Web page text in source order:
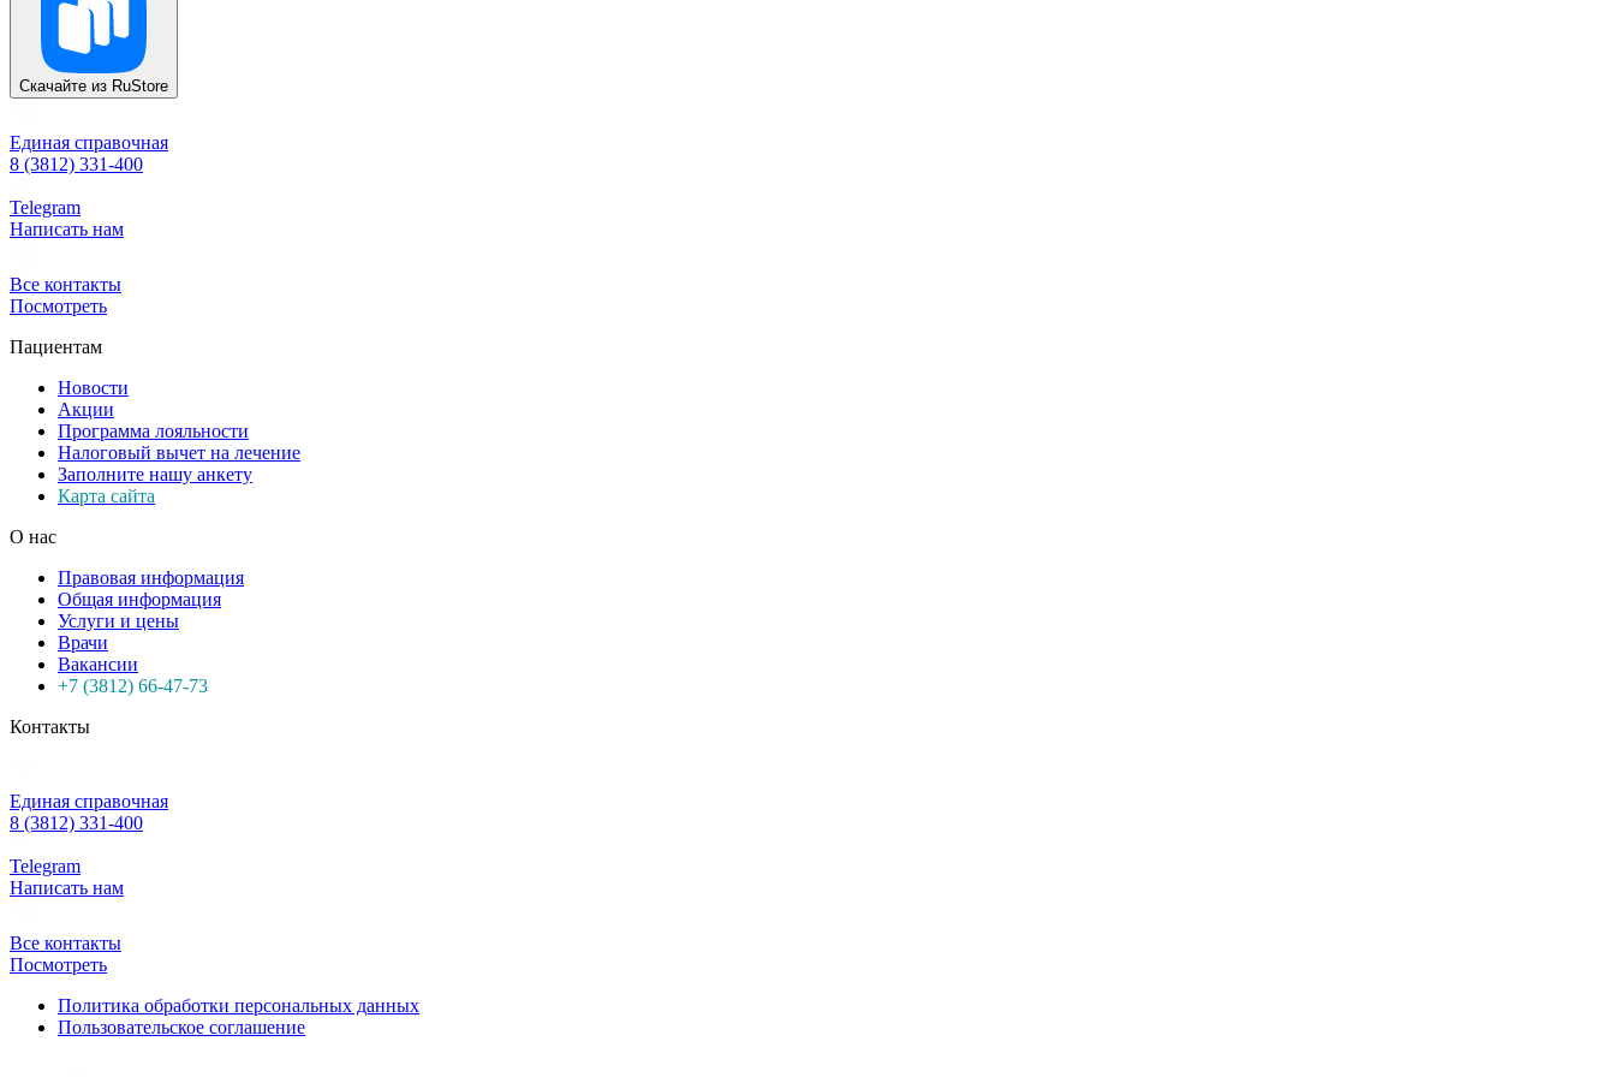
Скачайте из RuStore
Единая справочная
8 (3812) 331-400
Telegram
Написать нам
Все контакты
Посмотреть
Пациентам
Новости
Акции
Программа лояльности
Налоговый вычет на лечение
Заполните нашу анкету
Карта сайта
О нас
Правовая информация
Общая информация
Услуги и цены
Врачи
Вакансии
+7 (3812) 66-47-73
Контакты
Единая справочная
8 (3812) 331-400
Telegram
Написать нам
Все контакты
Посмотреть
Политика обработки персональных данных
Пользовательское соглашение